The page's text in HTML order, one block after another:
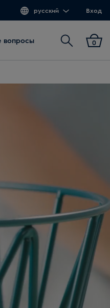
русский Вход
вопросы Поиск 0